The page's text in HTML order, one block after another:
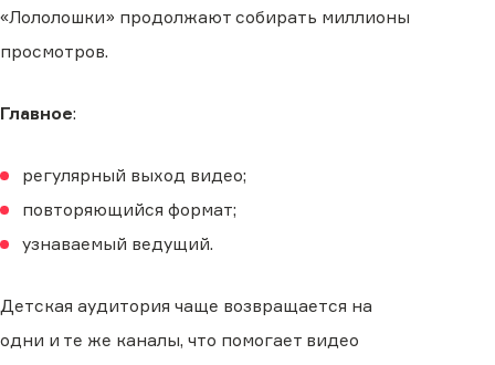
«Лололошки» продолжают собирать миллионы
просмотров.
Главное:
регулярный выход видео;
повторяющийся формат;
узнаваемый ведущий.
Детская аудитория чаще возвращается на
одни и те же каналы, что помогает видео